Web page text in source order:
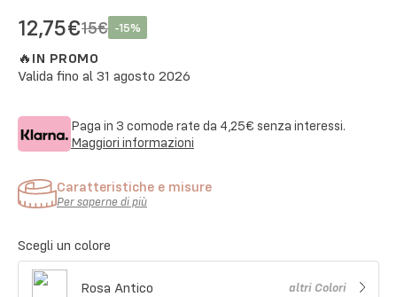
12,75€15€ -15%
🔥 IN PROMO
Valida fino al 31 agosto 2026
Paga in 3 comode rate da 4,25€ senza interessi.
Maggiori informazioni
Caratteristiche e misure
Per saperne di più
Scegli un colore
Rosa Antico altriColori